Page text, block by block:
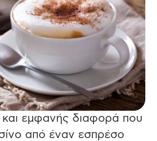
εμφανής διαφορά που
από έναν εσπρέσο